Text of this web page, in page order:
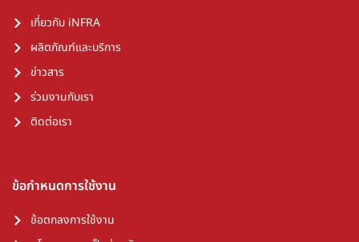
เกี่ยวกับ iNFRA
ผลิตภัณฑ์และบริการ
ข่าวสาร
ร่วมงานกับเรา
ติดต่อเรา
ข้อกำหนดการใช้งาน
ข้อตกลงการใช้งาน